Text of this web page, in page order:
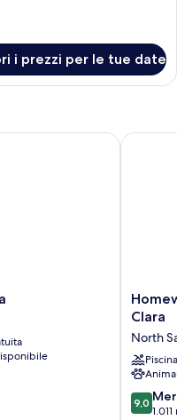
i prezzi per le tue date
Suites
Hilton
San
Jose
Santa
Clara
Clara
North
Piscina
9.0
su
9,0